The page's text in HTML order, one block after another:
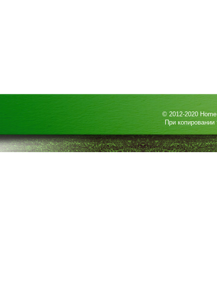
© 2012-2020
При